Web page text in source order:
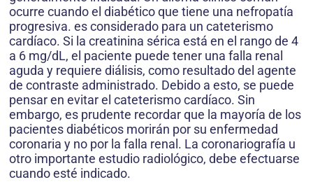
ocurre cuando el diabético que tiene una nefropatía
progresiva. es considerado para un cateterismo
cardíaco. Si la creatinina sérica está en el rango de 4
a 6 mg/dL, el paciente puede tener una falla renal
aguda y requiere diálisis, como resultado del agente
de contraste administrado. Debido a esto, se puede
pensar en evitar el cateterismo cardíaco. Sin
embargo, es prudente recordar que la mayoría de los
pacientes diabéticos morirán por su enfermedad
coronaria y no por la falla renal. La coronariografía u
otro importante estudio radiológico, debe efectuarse
cuando esté indicado.